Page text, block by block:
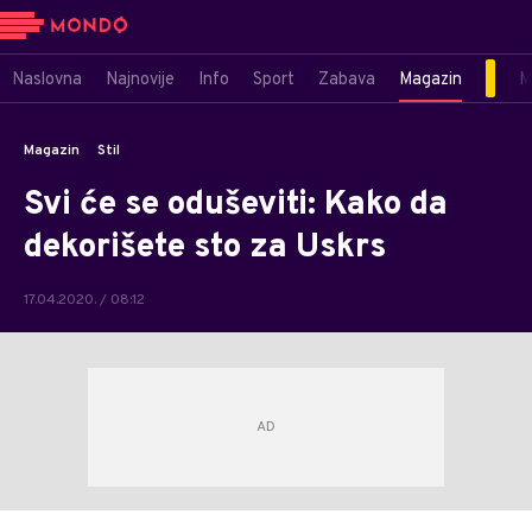
Naslovna Najnovije Info Sport Zabava Magazin
Magazin Stil
Svi će se oduševiti: Kako da
dekorišete sto za Uskrs
17.04.2020. / 08:12